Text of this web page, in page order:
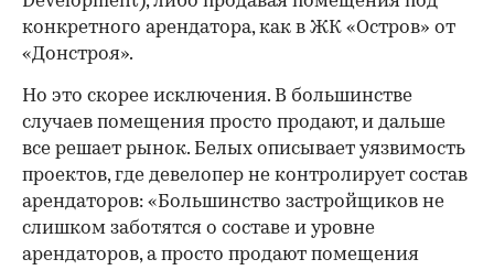
конкретного арендатора, как в ЖК «Остров» от
«Донстроя».
Но это скорее исключения. В большинстве
случаев помещения просто продают, и дальше
все решает рынок. Белых описывает уязвимость
проектов, где девелопер не контролирует состав
арендаторов: «Большинство застройщиков не
слишком заботятся о составе и уровне
арендаторов, а просто продают помещения